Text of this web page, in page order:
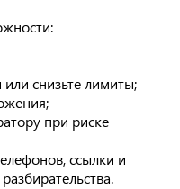
снизьте лимиты;
при риске
ссылки и